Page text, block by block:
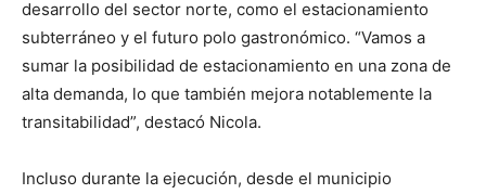
desarrollo del sector norte, como el estacionamiento
subterráneo y el futuro polo gastronómico. “Vamos a
sumar la posibilidad de estacionamiento en una zona de
alta demanda, lo que también mejora notablemente la
transitabilidad”, destacó Nicola.
Incluso durante la ejecución, desde el municipio